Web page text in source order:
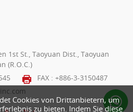
Cookies von Drittanbietern, um
zu bieten. Indem Sie diese
1st St., Taoyuan Dist., Taoyuan
(R.O.C.)
FAX : +886-3-3150487